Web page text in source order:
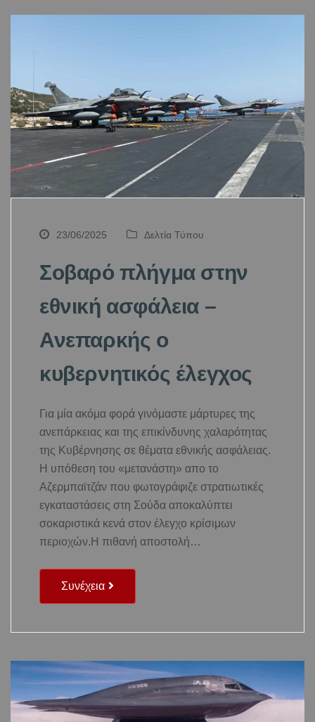
23/06/2025 Δελτία Τύπου
Σοβαρό πλήγμα στην
εθνική ασφάλεια –
Ανεπαρκής ο
κυβερνητικός έλεγχος
Για μία ακόμα φορά γινόμαστε μάρτυρες της
ανεπάρκειας και της επικίνδυνης χαλαρότητας
της Κυβέρνησης σε θέματα εθνικής ασφάλειας.
Η υπόθεση του «μετανάστη» απο το
Αζερμπαϊτζάν που φωτογράφιζε στρατιωτικές
εγκαταστάσεις στη Σούδα αποκαλύπτει
σοκαριστικά κενά στον έλεγχο κρίσιμων
περιοχών.Η πιθανή αποστολή…
Συνέχεια